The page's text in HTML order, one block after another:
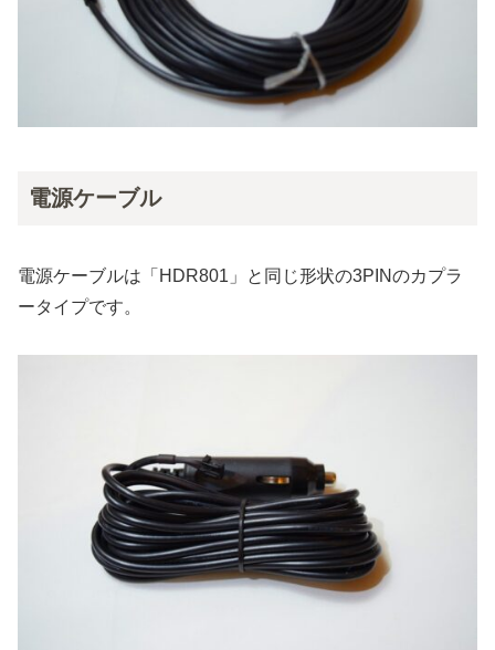
電源ケーブル
電源ケーブルは「HDR801」と同じ形状の3PINのカプラ
ータイプです。